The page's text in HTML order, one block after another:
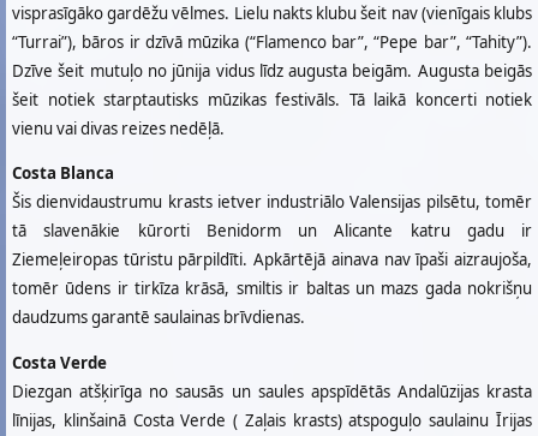
visprasīgāko gardēžu vēlmes. Lielu nakts klubu šeit nav (vienīgais klubs
“Turrai”), bāros ir dzīvā mūzika (“Flamenco bar”, “Pepe bar”, “Tahity”).
Dzīve šeit mutuļo no jūnija vidus līdz augusta beigām. Augusta beigās
šeit notiek starptautisks mūzikas festivāls. Tā laikā koncerti notiek
vienu vai divas reizes nedēļā.
Costa Blanca
Šis dienvidaustrumu krasts ietver industriālo Valensijas pilsētu, tomēr
tā slavenākie kūrorti Benidorm un Alicante katru gadu ir
Ziemeļeiropas tūristu pārpildīti. Apkārtējā ainava nav īpaši aizraujoša,
tomēr ūdens ir tirkīza krāsā, smiltis ir baltas un mazs gada nokrišņu
daudzums garantē saulainas brīvdienas.
Costa Verde
Diezgan atšķirīga no sausās un saules apspīdētās Andalūzijas krasta
līnijas, klinšainā Costa Verde ( Zaļais krasts) atspoguļo saulainu Īrijas